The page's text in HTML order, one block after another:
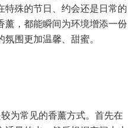
殊的节日、约会还是日常的
薰，都能瞬间为环境增添一份
围更加温馨、甜蜜。
为常见的香薰方式。首先在